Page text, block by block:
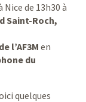
de 13h30 à
Saint-Roch,
l’AF3M en
du
quelques